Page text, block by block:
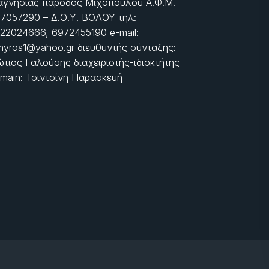
– Δ.Ο.Υ. ΒΟΛΟΥ τηλ:
6972455190 e-mail:
διευθυντής σύνταξης:
Γαλούσης διαχειριστής-ιδιοκτήτης
Τσιντσίνη Παρασκευή